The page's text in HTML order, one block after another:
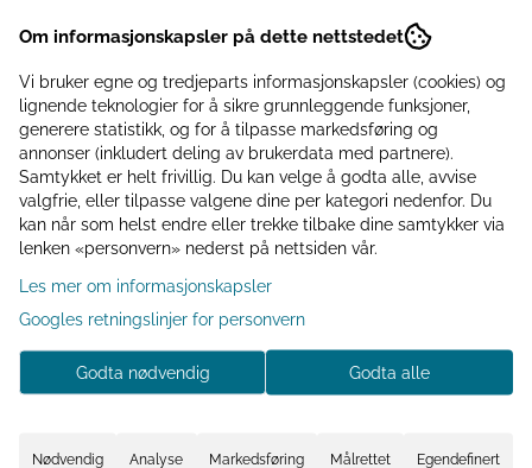
◾️ Interiørtips til hjemmet, hagen eller hytta
◾️ Samle bonuspoeng hver gang du handler
Er du medlem? Du er ikke logget inn
Logg inn
Informasjon
Farget dekorfat i glass med diamantmønster.
Om informasjonskapsler på dette nettstedet
Vi bruker egne og tredjeparts informasjonskapsler (cookies) og
lignende teknologier for å sikre grunnleggende funksjoner,
generere statistikk, og for å tilpasse markedsføring og
annonser (inkludert deling av brukerdata med partnere).
Samtykket er helt frivillig. Du kan velge å godta alle, avvise
valgfrie, eller tilpasse valgene dine per kategori nedenfor. Du
kan når som helst endre eller trekke tilbake dine samtykker via
lenken «personvern» nederst på nettsiden vår.
Les mer om informasjonskapsler
Googles retningslinjer for personvern
Godta nødvendig Godta alle
Nødvendig Analyse Markedsføring Målrettet Egendefinert